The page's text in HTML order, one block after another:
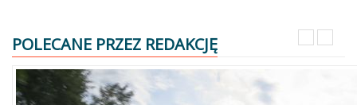
POLECANE PRZEZ REDAKCJĘ